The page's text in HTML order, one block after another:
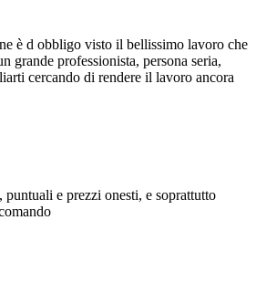
è d obbligo visto il bellissimo lavoro che
grande professionista, persona seria,
cercando di rendere il lavoro ancora
puntuali e prezzi onesti, e soprattutto